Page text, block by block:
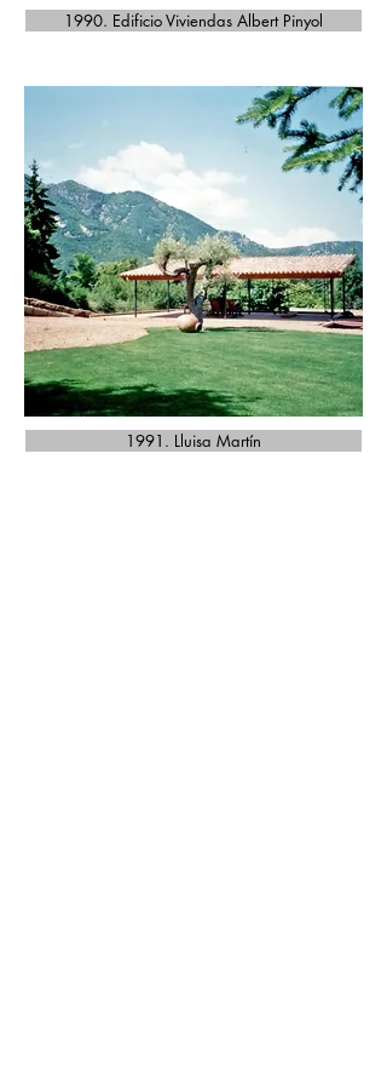
1990. Edificio Viviendas Albert Pinyol
1991. Lluisa Martín